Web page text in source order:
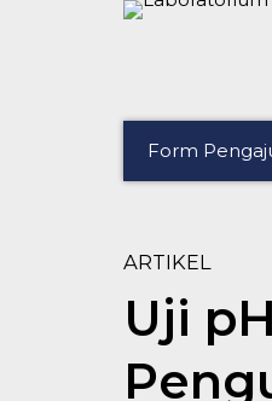
Form
ARTIKEL
Uji